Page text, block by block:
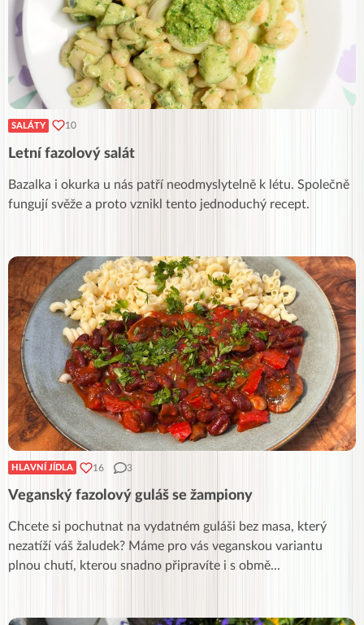
SALÁTY 10
Letní fazolový salát
Bazalka i okurka u nás patří neodmyslytelně k létu. Společně
fungují svěže a proto vznikl tento jednoduchý recept.
HLAVNÍ JÍDLA 16 3
Veganský fazolový guláš se žampiony
Chcete si pochutnat na vydatném guláši bez masa, který
nezatíží váš žaludek? Máme pro vás veganskou variantu
plnou chutí, kterou snadno připravíte i s obmě...